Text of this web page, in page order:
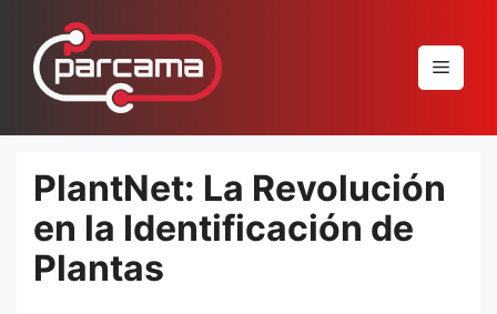
conteúdo
Menu
PlantNet: La Revolución
en la Identificación de
Plantas